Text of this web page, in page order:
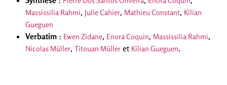
Massissilia Rahmi, Julie Cahier, Mathieu Constant, Kilian
Gueguen
Verbatim : Ewen Zidane, Enora Coquin, Massissilia Rahmi,
Nicolas Müller, Titouan Müller et Kilian Gueguen.